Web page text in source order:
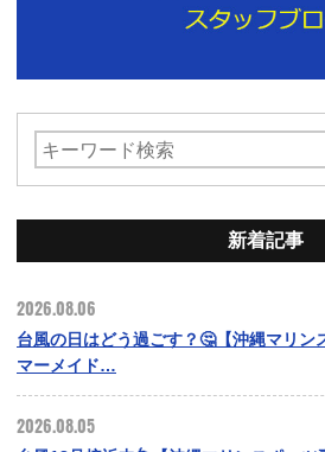
新着記事
2026.08.06
台風の日はどう過ごす？🤔【沖縄マリ
マーメイド…
2026.08.05